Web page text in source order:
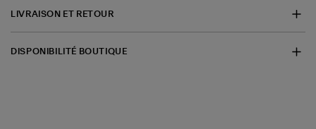
LIVRAISON ET RETOUR
DISPONIBILITÉ BOUTIQUE